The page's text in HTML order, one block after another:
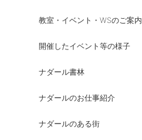
教室・イベント・WSのご案内
開催したイベント等の様子
ナダール書林
ナダールのお仕事紹介
ナダールのある街